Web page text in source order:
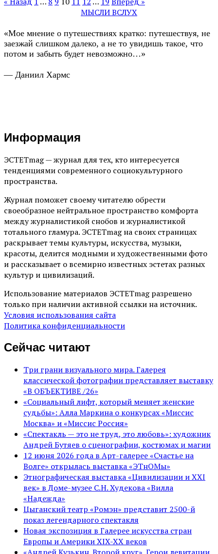
МЫСЛИ ВСЛУХ
«Мое мнение о путешествиях кратко: путешествуя, не
заезжай слишком далеко, а не то увидишь такое, что
потом и забыть будет невозможно…»
— Даниил Хармс
Информация
ЭСТЕТmag — журнал для тех, кто интересуется
тенденциями современного социокультурного
пространства.
Журнал поможет своему читателю обрести
своеобразное нейтральное пространство комфорта
между журналистикой снобов и журналистикой
тотального гламура. ЭСТЕТmag на своих страницах
раскрывает темы культуры, искусства, музыки,
красоты, делится модными и художественными фото
и рассказывает о всемирно известных эстетах разных
культур и цивилизаций.
Использование материалов ЭСТЕТmag разрешено
только при наличии активной ссылки на источник.
Условия использования сайта
Политика конфиденциальности
Сейчас читают
Три грани визуального мира. Галерея
классической фотографии представляет выставку
«В ОБЪЕКТИВЕ /26»
«Социальный лифт, который меняет женские
судьбы»: Алла Маркина о конкурсах «Миссис
Москва» и «Миссис Россия»
«Спектакль — это не труд, это любовь»: художник
Андрей Бутяев о сценографии, костюмах и магии
12 июня 2026 года в Арт-галерее «Счастье на
Волге» открылась выставка «ЭТнОМы»
Этнографическая выставка «Цивилизации и ХХI
век» в Доме-музее С.Н. Худекова «Вилла
«Надежда»
Цыганский театр «Ромэн» представит 2500-й
показ легендарного спектакля
Новая экспозиция в Галерее искусства стран
Европы и Америки XIX-XX веков